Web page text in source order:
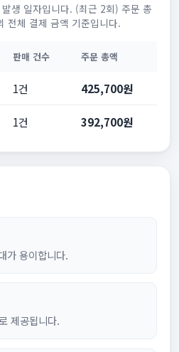
생 일자입니다. (최근 2회) 주문 총
전체 결제 금액 기준입니다.
판매 건수 주문 총액
1건 425,700원
1건 392,700원
용이합니다.
제공됩니다.